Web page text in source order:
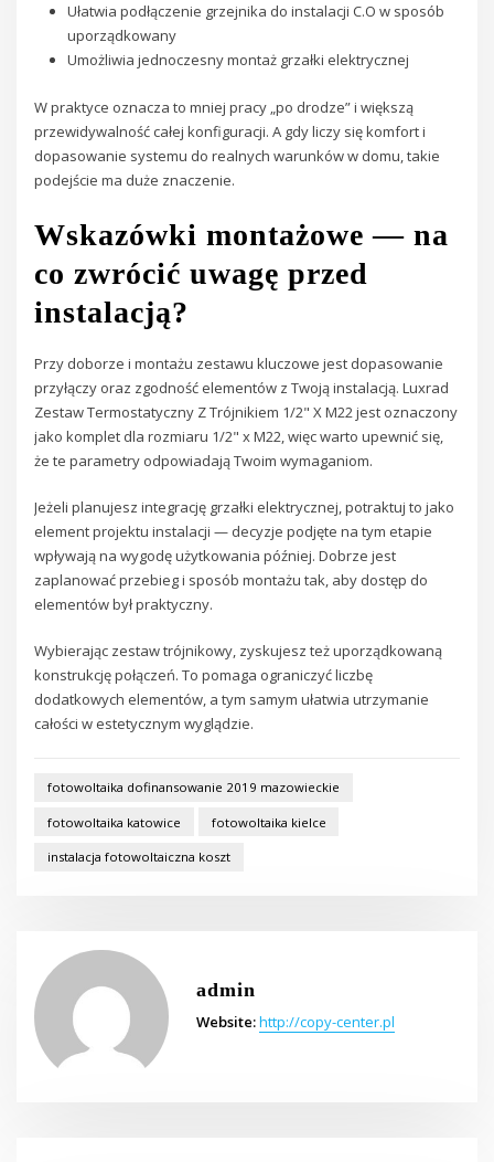
Ułatwia podłączenie grzejnika do instalacji C.O w sposób
uporządkowany
Umożliwia jednoczesny montaż grzałki elektrycznej
W praktyce oznacza to mniej pracy „po drodze” i większą
przewidywalność całej konfiguracji. A gdy liczy się komfort i
dopasowanie systemu do realnych warunków w domu, takie
podejście ma duże znaczenie.
Wskazówki montażowe — na
co zwrócić uwagę przed
instalacją?
Przy doborze i montażu zestawu kluczowe jest dopasowanie
przyłączy oraz zgodność elementów z Twoją instalacją. Luxrad
Zestaw Termostatyczny Z Trójnikiem 1/2" X M22 jest oznaczony
jako komplet dla rozmiaru 1/2" x M22, więc warto upewnić się,
że te parametry odpowiadają Twoim wymaganiom.
Jeżeli planujesz integrację grzałki elektrycznej, potraktuj to jako
element projektu instalacji — decyzje podjęte na tym etapie
wpływają na wygodę użytkowania później. Dobrze jest
zaplanować przebieg i sposób montażu tak, aby dostęp do
elementów był praktyczny.
Wybierając zestaw trójnikowy, zyskujesz też uporządkowaną
konstrukcję połączeń. To pomaga ograniczyć liczbę
dodatkowych elementów, a tym samym ułatwia utrzymanie
całości w estetycznym wyglądzie.
fotowoltaika dofinansowanie 2019 mazowieckie
fotowoltaika katowice fotowoltaika kielce
instalacja fotowoltaiczna koszt
admin
Website:http://copy-center.pl